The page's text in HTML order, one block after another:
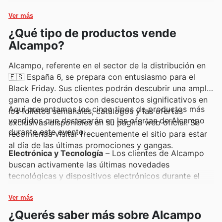
compras habituales.
Ver más
¿Qué tipo de productos vende
Alcampo?
Alcampo, referente en el sector de la distribución en
🇪🇸 España 6, se prepara con entusiasmo para el
Black Friday. Sus clientes podrán descubrir una amplia
gama de productos con descuentos significativos en
los folletos semanales, catálogos y las ofertas
exclusivas disponibles en su página web oficial. Se
recomienda visitar frecuentemente el sitio para estar
al día de las últimas promociones y gangas.
Aquí presentamos los cinco tipos de productos más
vendidos que destacarán en las ofertas de Alcampo
durante este evento:
Electrónica y Tecnología – Los clientes de Alcampo
buscan activamente las últimas novedades
tecnológicas y dispositivos electrónicos durante el
de las Alcampo ofertas más esperadas, son
esenciales para quienes desean renovar su
Ver más
¿Querés saber más sobre Alcampo